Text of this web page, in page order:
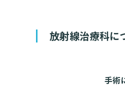
施設認定
放射線治療科に
手術